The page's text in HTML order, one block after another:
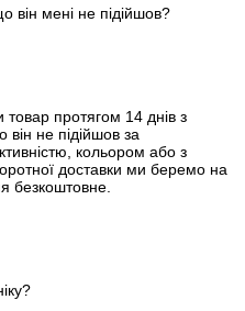
він мені не підійшов?
протягом 14 днів з
не підійшов за
кольором або з
доставки ми беремо на
безкоштовне.